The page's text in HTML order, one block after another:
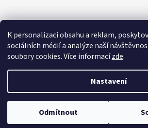
K personalizaci obsahu a reklam,
sociálních médií a analýze naší
soubory cookies. Více informacízde.
Nastavení
Odmítnout
Copyright 2026Berem.cz. Všechna práva